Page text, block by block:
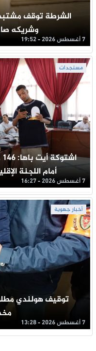
الشرطة توقف
وشريكه
7 أغسطس 2026 - 19:52
مستجدات
أمام اللجنة
7 أغسطس 2026 - 16:27
أخبار جهوية
توقيف هولندي
7 أغسطس 2026 - 13:28